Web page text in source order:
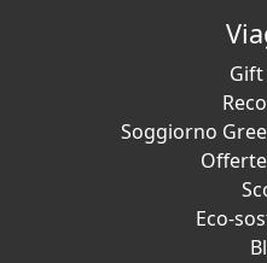
Gift
Soggiorno
Eco-